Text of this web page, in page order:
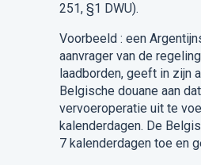
251, §1 DWU).
Voorbeeld : een
aanvrager van de
laadborden, geeft in zijn
Belgische douane aan
vervoeroperatie uit te voe
kalenderdagen. De
7 kalenderdagen toe en